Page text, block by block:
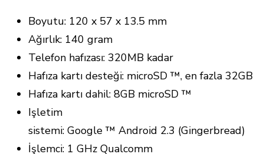
Boyutu: 120 x 57 x 13.5 mm
Ağırlık: 140 gram
Telefon hafızası: 320MB kadar
Hafıza kartı desteği: microSD ™, en fazla 32GB
Hafıza kartı dahil: 8GB microSD ™
Işletim
sistemi: Google ™ Android 2.3 (Gingerbread)
İşlemci: 1 GHz Qualcomm